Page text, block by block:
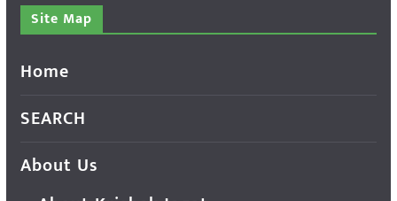
Site Map
Home
SEARCH
About Us